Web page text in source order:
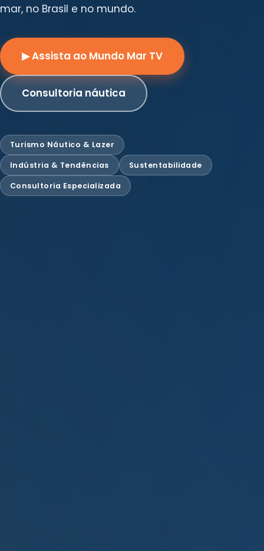
mar, no Brasil e no mundo.
▶ Assista ao Mundo Mar TV
Consultoria náutica
Turismo Náutico & Lazer
Indústria & Tendências Sustentabilidade
Consultoria Especializada